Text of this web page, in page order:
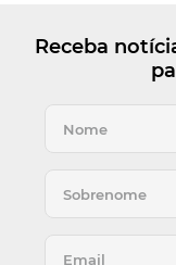
Receba